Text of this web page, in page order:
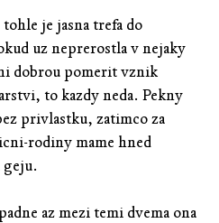
je jasna trefa do
uz neprerostla v nejaky
dobrou pomerit vznik
to kazdy neda. Pekny
privlastku, zatimco za
rodiny mame hned
az mezi temi dvema ona